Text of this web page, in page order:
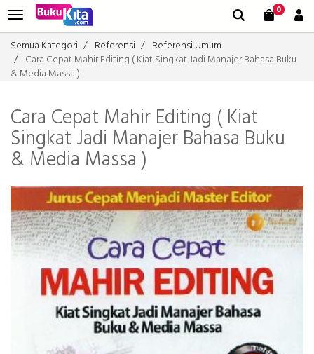
0
Semua Kategori Referensi
Referensi Umum
Cara Cepat Mahir Editing ( Kiat Singkat Jadi Manajer Bahasa Buku
& Media Massa )
Cara Cepat Mahir Editing ( Kiat
Singkat Jadi Manajer Bahasa Buku
& Media Massa )